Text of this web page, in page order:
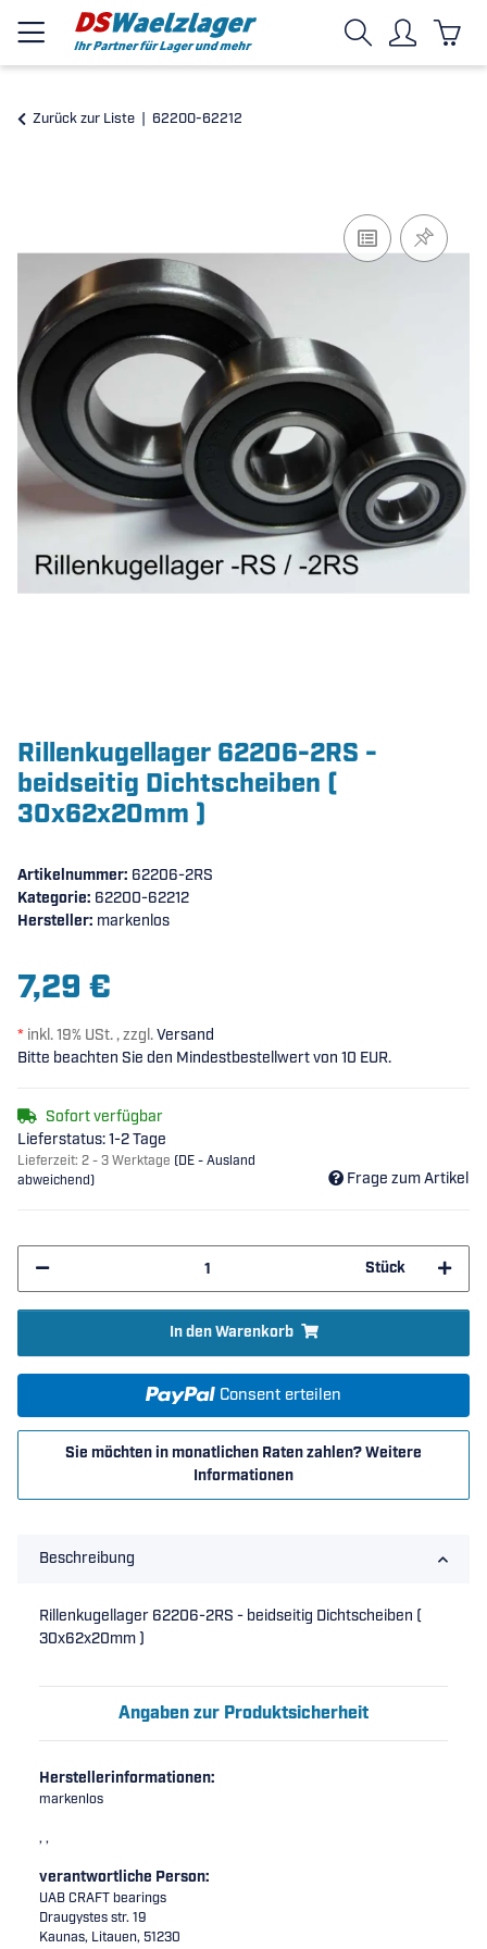
Zurück zur Liste 62200-62212
Rillenkugellager 62206-2RS -
beidseitig Dichtscheiben (
30x62x20mm )
Artikelnummer: 62206-2RS
Kategorie: 62200-62212
Hersteller: markenlos
7,29 €
* inkl. 19% USt. , zzgl.Versand
Bitte beachten Sie den Mindestbestellwert von 10 EUR.
Sofort verfügbar
Lieferstatus: 1-2 Tage
Lieferzeit: 2 - 3 Werktage (DE - Ausland
abweichend)
Frage zum Artikel
Stück
In den Warenkorb
Consent erteilen
Sie möchten in monatlichen Raten zahlen?Weitere
Informationen
Beschreibung
Rillenkugellager 62206-2RS - beidseitig Dichtscheiben (
30x62x20mm )
Angaben zur Produktsicherheit
Herstellerinformationen:
markenlos
, ,
verantwortliche Person:
UAB CRAFT bearings
Draugystes str. 19
Kaunas, Litauen, 51230